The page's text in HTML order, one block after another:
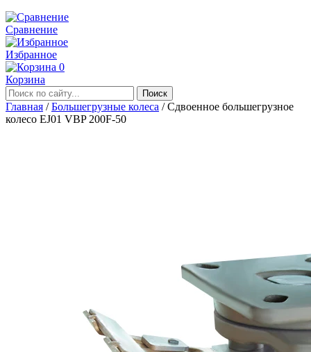
Сравнение
Избранное
0
Корзина
Главная /Большегрузные колеса /Сдвоенное большегрузное
колесо EJ01 VBP 200F-50